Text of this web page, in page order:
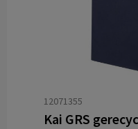
12071355